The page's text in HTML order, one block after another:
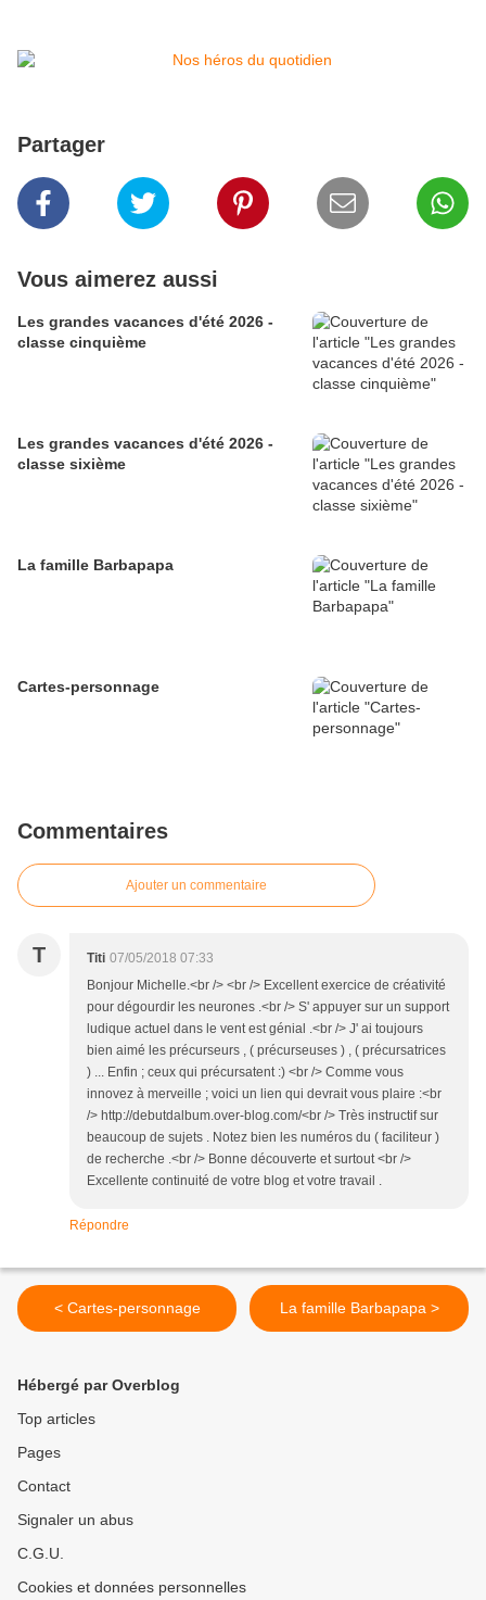
Partager
Vous aimerez aussi
Les grandes vacances d'été 2026 -
classe cinquième
Les grandes vacances d'été 2026 -
classe sixième
La famille Barbapapa
Cartes-personnage
Commentaires
Ajouter un commentaire
T Titi 07/05/2018 07:33
Bonjour Michelle.<br /> <br /> Excellent exercice de créativité
pour dégourdir les neurones .<br /> S' appuyer sur un support
ludique actuel dans le vent est génial .<br /> J' ai toujours
bien aimé les précurseurs , ( précurseuses ) , ( précursatrices
) ... Enfin ; ceux qui précursatent :) <br /> Comme vous
innovez à merveille ; voici un lien qui devrait vous plaire :<br
/> http://debutdalbum.over-blog.com/<br /> Très instructif sur
beaucoup de sujets . Notez bien les numéros du ( faciliteur )
de recherche .<br /> Bonne découverte et surtout <br />
Excellente continuité de votre blog et votre travail .
Répondre
< Cartes-personnage La famille Barbapapa >
Hébergé par Overblog
Top articles
Pages
Contact
Signaler un abus
C.G.U.
Cookies et données personnelles